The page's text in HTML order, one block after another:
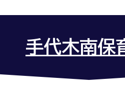
手代木南保